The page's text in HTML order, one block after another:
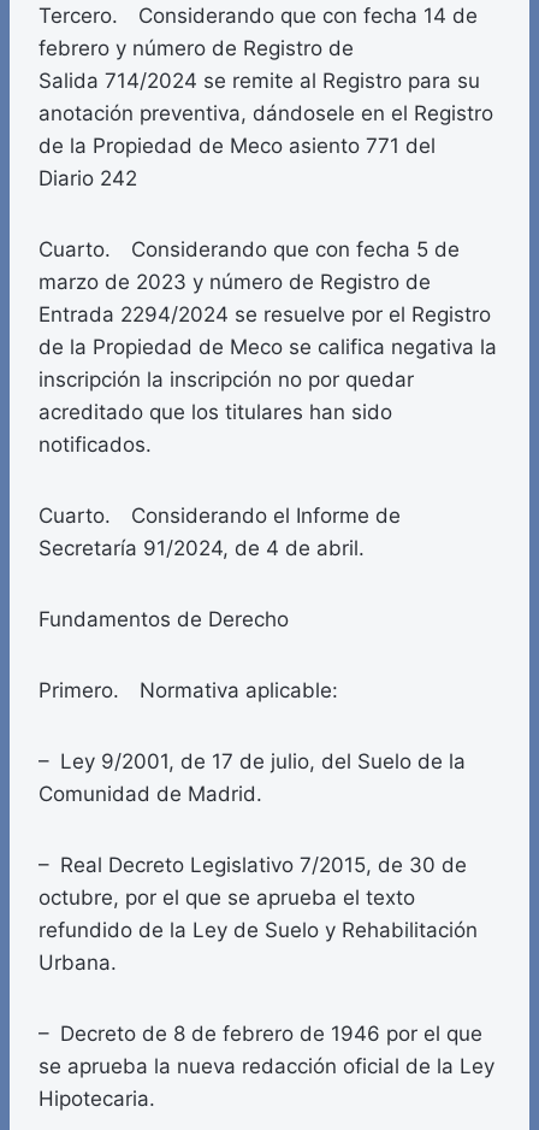
Tercero. Considerando que con fecha 14 de
febrero y número de Registro de
Salida 714/2024 se remite al Registro para su
anotación preventiva, dándosele en el Registro
de la Propiedad de Meco asiento 771 del
Diario 242
Cuarto. Considerando que con fecha 5 de
marzo de 2023 y número de Registro de
Entrada 2294/2024 se resuelve por el Registro
de la Propiedad de Meco se califica negativa la
inscripción la inscripción no por quedar
acreditado que los titulares han sido
notificados.
Cuarto. Considerando el Informe de
Secretaría 91/2024, de 4 de abril.
Fundamentos de Derecho
Primero. Normativa aplicable:
– Ley 9/2001, de 17 de julio, del Suelo de la
Comunidad de Madrid.
– Real Decreto Legislativo 7/2015, de 30 de
octubre, por el que se aprueba el texto
refundido de la Ley de Suelo y Rehabilitación
Urbana.
– Decreto de 8 de febrero de 1946 por el que
se aprueba la nueva redacción oficial de la Ley
Hipotecaria.